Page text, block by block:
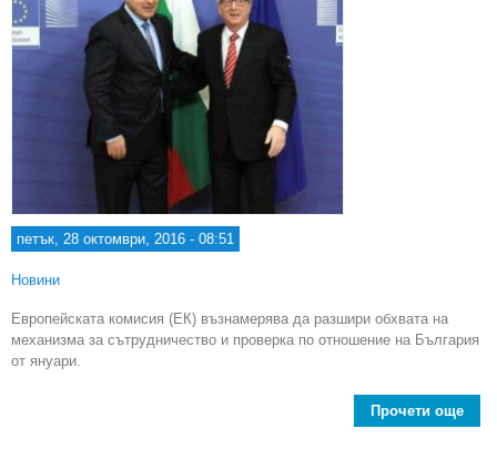
петък, 28 октомври, 2016 - 08:51
Новини
Европейската комисия (ЕК) възнамерява да разшири обхвата на
механизма за сътрудничество и проверка по отношение на България
от януари.
Прочети още